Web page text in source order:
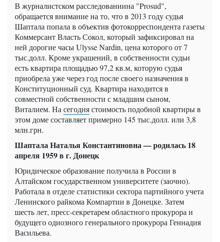
В журналистском расследованиина "Prosud",
обращается внимание на то, что в 2013 году судья
Шаптала попала в объектив фотокорреспондента газеты
Коммерсант Власть Сокол, который зафиксировал на
ней дорогие часы Ulysse Nardin, цена которого от 7
тыс.долл. Кроме украшений, в собственности судьи
есть квартира площадью 97,2 кв.м, которую судья
приобрела уже через год после своего назначения в
Конституционный суд. Квартира находится в
совместной собственности с младшим сыном,
Виталием. Насегоднястоимость подобной квартиры в
этом доме составляет примерно 145 тыс.долл. или 3,8
млн.грн.
Шаптала Наталья Константиновна — родилась 18
апреля 1959 в г. Донецк
Юридическое образование получила в России в
Алтайском государственном университете (заочно).
Работала в отделе статистики сектора партийного учета
Ленинского райкома Компартии в Донецке. Затем
шесть лет, пресс-секретарем областного прокурора и
будущего одиозного генерального прокурора Геннадия
Васильева.